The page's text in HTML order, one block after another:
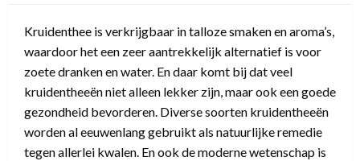
met
Kruidenthee is verkrijgbaar in talloze smaken en aroma’s,
waardoor het een zeer aantrekkelijk alternatief is voor
zoete dranken en water. En daar komt bij dat veel
kruidentheeën niet alleen lekker zijn, maar ook een goede
gezondheid bevorderen. Diverse soorten kruidentheeën
worden al eeuwenlang gebruikt als natuurlijke remedie
tegen allerlei kwalen. En ook de moderne wetenschap is